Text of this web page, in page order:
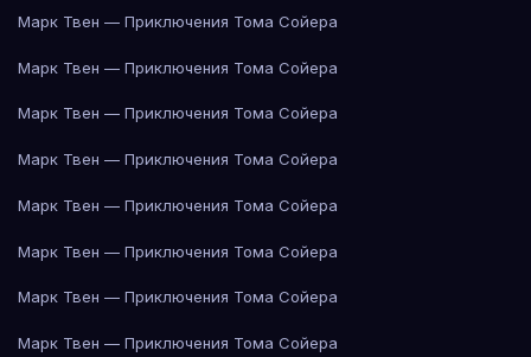
Марк Твен — Приключения Тома Сойера
Марк Твен — Приключения Тома Сойера
Марк Твен — Приключения Тома Сойера
Марк Твен — Приключения Тома Сойера
Марк Твен — Приключения Тома Сойера
Марк Твен — Приключения Тома Сойера
Марк Твен — Приключения Тома Сойера
Марк Твен — Приключения Тома Сойера